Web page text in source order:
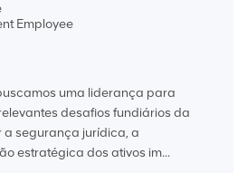
Employee
uma liderança para
desafios fundiários da
segurança jurídica, a
estratégica dos ativos im...